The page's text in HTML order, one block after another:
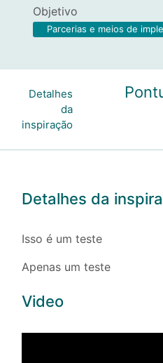
Objetivo
Parcerias e meios de
Detalhes
da
inspiração
Detalhes da
Isso é um teste
Apenas um teste
Video